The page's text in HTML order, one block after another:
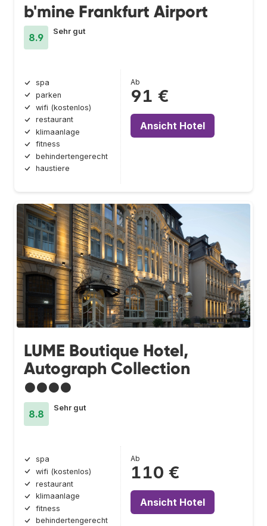
b'mine Frankfurt Airport
8.9
Sehr gut
spa
parken
wifi (kostenlos)
restaurant
klimaanlage
fitness
behindertengerecht
haustiere
Ab
91 €
Ansicht Hotel
LUME Boutique Hotel,
Autograph Collection
●●●●
8.8
Sehr gut
spa
wifi (kostenlos)
restaurant
klimaanlage
fitness
behindertengerecht
Ab
110 €
Ansicht Hotel